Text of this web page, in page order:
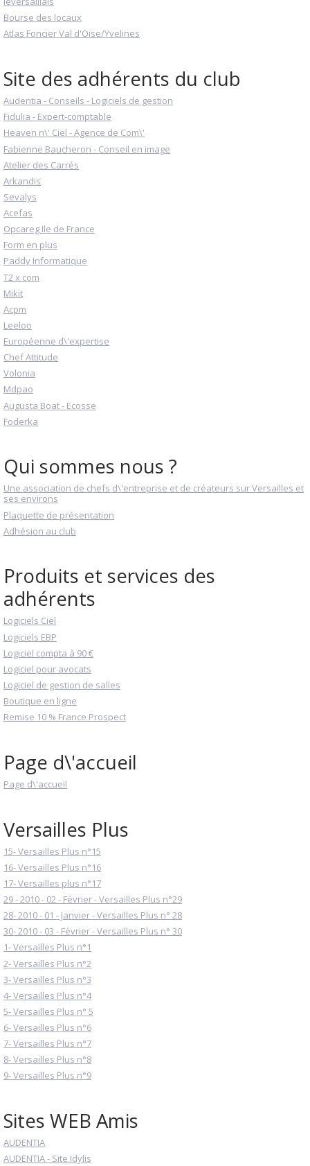
Bourse des locaux
Atlas Foncier Val d'Oise/Yvelines
Site des adhérents du club
Audentia - Conseils - Logiciels de gestion
Fidulia - Expert-comptable
Heaven n\' Ciel - Agence de Com\'
Fabienne Baucheron - Conseil en image
Atelier des Carrés
Arkandis
Sevalys
Acefas
Opcareg Ile de France
Form en plus
Paddy Informatique
T2 x com
Mikit
Acpm
Leeloo
Européenne d\'expertise
Chef Attitude
Volonia
Mdpao
Augusta Boat - Ecosse
Foderka
Qui sommes nous ?
Une association de chefs d\'entreprise et de créateurs sur Versailles et
ses environs
Plaquette de présentation
Adhésion au club
Produits et services des
adhérents
Logiciels Ciel
Logiciels EBP
Logiciel compta à 90 €
Logiciel pour avocats
Logiciel de gestion de salles
Boutique en ligne
Remise 10 % France Prospect
Page d\'accueil
Page d\'accueil
Versailles Plus
15- Versailles Plus n°15
16- Versailles Plus n°16
17- Versailles plus n°17
29 - 2010 - 02 - Février - Versailles Plus n°29
28- 2010 - 01 - Janvier - Versailles Plus n° 28
30- 2010 - 03 - Février - Versailles Plus n° 30
1- Versailles Plus n°1
2- Versailles Plus n°2
3- Versailles Plus n°3
4- Versailles Plus n°4
5- Versailles Plus n° 5
6- Versailles Plus n°6
7- Versailles Plus n°7
8- Versailles Plus n°8
9- Versailles Plus n°9
Sites WEB Amis
AUDENTIA
AUDENTIA - Site Idylis